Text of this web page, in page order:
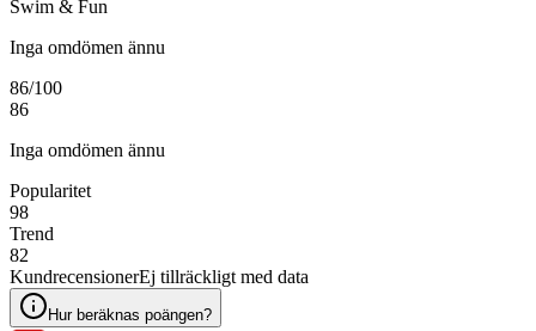
Swim & Fun
Inga omdömen ännu
86/100
86
Inga omdömen ännu
Popularitet
98
Trend
82
KundrecensionerEj tillräckligt med data
Hur beräknas poängen?